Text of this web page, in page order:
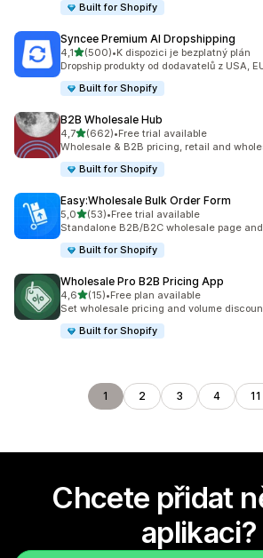
Built for Shopify
Syncee Premium AI Dropshipping
4,1z 5 hvězd
(500)
Celkový počet recenzí: 500
•K dispozici je bezplatný plán
Dropship produkty od dodavatelů z USA,
Built for Shopify
B2B Wholesale Hub
4,7z 5 hvězd
(662)
Celkový počet recenzí: 662
•Free trial available
Wholesale & B2B pricing, retail and
Built for Shopify
Easy:Wholesale Bulk Order Form
5,0z 5 hvězd
(53)
Celkový počet recenzí: 53
•Free trial available
Standalone B2B/B2C wholesale page
Built for Shopify
Wholesale Pro B2B Pricing App
4,6z 5 hvězd
(15)
Celkový počet recenzí: 15
•Free plan available
Set wholesale pricing and volume
Built for Shopify
1 2 3 4 11
Chcete přidat
aplikaci?